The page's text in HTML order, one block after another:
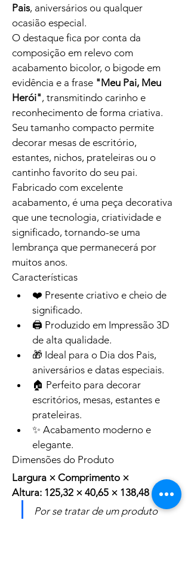
Pais, aniversários ou qualquer
ocasião especial.
O destaque fica por conta da
composição em relevo com
acabamento bicolor, o bigode em
evidência e a frase "Meu Pai, Meu
Herói", transmitindo carinho e
reconhecimento de forma criativa.
Seu tamanho compacto permite
decorar mesas de escritório,
estantes, nichos, prateleiras ou o
cantinho favorito do seu pai.
Fabricado com excelente
acabamento, é uma peça decorativa
que une tecnologia, criatividade e
significado, tornando-se uma
lembrança que permanecerá por
muitos anos.
Características
❤️ Presente criativo e cheio de
significado.
🖨️ Produzido em Impressão 3D
de alta qualidade.
🎁 Ideal para o Dia dos Pais,
aniversários e datas especiais.
🏠 Perfeito para decorar
escritórios, mesas, estantes e
prateleiras.
✨ Acabamento moderno e
elegante.
Dimensões do Produto
Largura × Comprimento ×
Altura: 125,32 × 40,65 × 138,48 mm
Por se tratar de um produto